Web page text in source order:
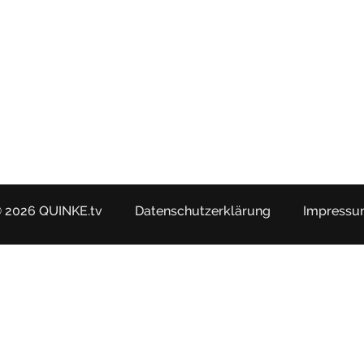
QUINKE.tv Datenschutzerklärung